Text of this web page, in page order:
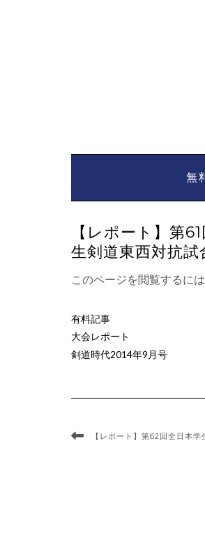
無
【レポート】第
生剣道東西対抗
このページを閲覧するには
有料記事
大会レポート
剣道時代2014年9月号
【レポート】第62回全日本